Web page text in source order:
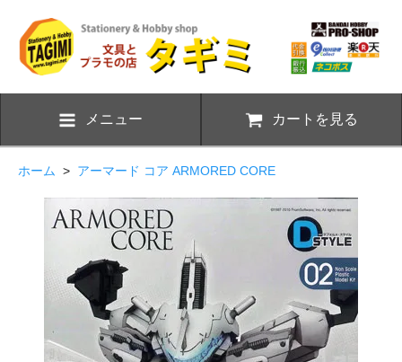
メニュー カートを見る
ホーム > アーマード コア ARMORED CORE